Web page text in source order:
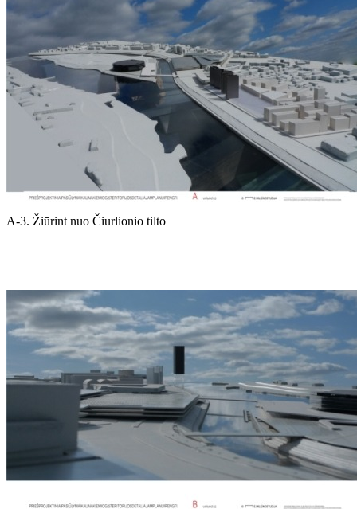
A-3. Žiūrint nuo Čiurlionio tilto